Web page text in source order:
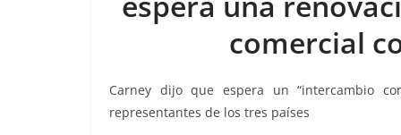
o p
p
g
er
m tir
comercial
Carney dijo que espera un “intercambio
representantes de los tres países